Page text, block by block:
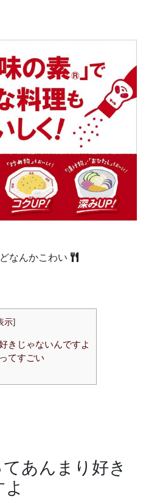
なんかこわい
示]
きじゃないんですよ
てすごい
あんまり好き